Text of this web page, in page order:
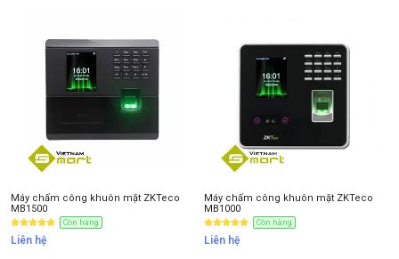
Máy chấm công khuôn mặt ZKTeco
MB1500
Còn hàng
Liên hệ
Máy chấm công khuôn mặt ZKTeco
MB1000
Còn hàng
Liên hệ